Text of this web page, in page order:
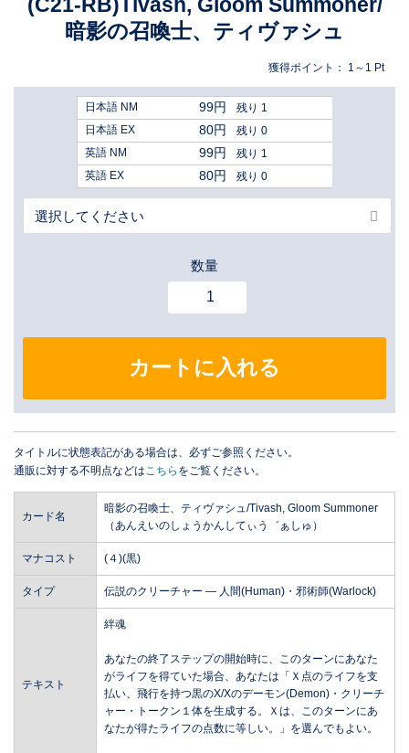
(C21-RB)Tivash, Gloom Summoner/
暗影の召喚士、ティヴァシュ
獲得ポイント： 1～1 Pt
日本語 NM 99円
残り 1
日本語 EX
80円
残り 0
英語 NM
99円
残り 1
英語 EX
80円 残り 0
数量
カートに入れる
タイトルに状態表記がある場合は、必ずご参照ください。
通販に対する不明点などは こちら をご覧ください。
カード名
暗影の召喚士、ティヴァシュ/Tivash, Gloom Summoner
（あんえいのしょうかんしてぃう゛ぁしゅ）
マナコスト (４)(黒)
タイプ 伝説のクリーチャー ― 人間(Human)・邪術師(Warlock)
テキスト
絆魂
あなたの終了ステップの開始時に、このターンにあなた
がライフを得ていた場合、あなたは「Ｘ点のライフを支
払い、飛行を持つ黒のX/Xのデーモン(Demon)・クリーチ
ャー・トークン１体を生成する。Ｘは、このターンにあ
なたが得たライフの点数に等しい。」を選んでもよい。